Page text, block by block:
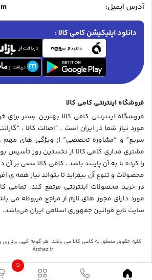
آدرس ایمیل:
دانلود اپلیکیشن کامی کالا :
فروشگاه اینترنتی کامی کالا
فروشگاه اینترنتی کامی کالا بهترین بستر برای
مورد نیاز شما در ایران است . “اصالت کالا ،
سریع” و “مشاوره تخصصی” از ویژگی های مهم
مشتری مداری کامی کالا از نخستین روز تأسیس
را کرده تا به آن پایبند باشد . کامی کالا سعی بر آن
محصولات و تنوع آن بیفزاید تا بتواند نیاز همه ی
در خرید محصولات اینترنتی مرتفع کند. تمامی
مورد دارای مجوز های لازم از مراجع مربوطه می
سایت تابع قوانین جمهوری اسلامی ایران می‌باشد.
کلیه حقوق متعلق به کامی کالا می باشد، هر گونه کپی برداری
Arshaz.ir
0